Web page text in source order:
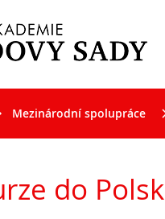
Mezinárodní spolupráce
do